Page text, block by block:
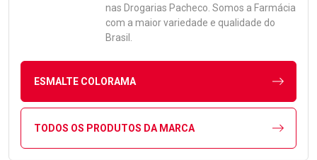
nas Drogarias Pacheco. Somos a Farmácia
com a maior variedade e qualidade do
Brasil.
ESMALTE COLORAMA
TODOS OS PRODUTOS DA MARCA